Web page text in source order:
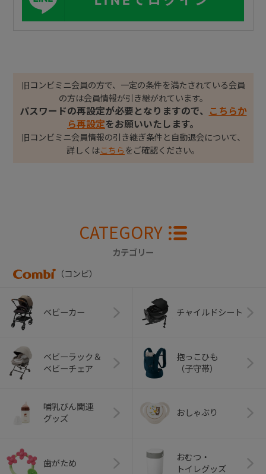
旧コンビミニ会員の方で、一定の条件を満たされている会員
の方は会員情報が引き継がれています。
パスワードの再設定が必要となりますので、
こちらか
ら再設定をお願いいたします。
旧コンビミニ会員情報の引き継ぎ条件と自動退会について、
詳しくはこちら をご確認ください。
CATEGORY
カテゴリー
（コンビ）
ベビーカー チャイルドシート
ベビーラック＆
ベビーチェア
抱っこひも
（子守帯）
哺乳びん関連
グッズ
おしゃぶり
歯がため
おむつ・
トイレグッズ